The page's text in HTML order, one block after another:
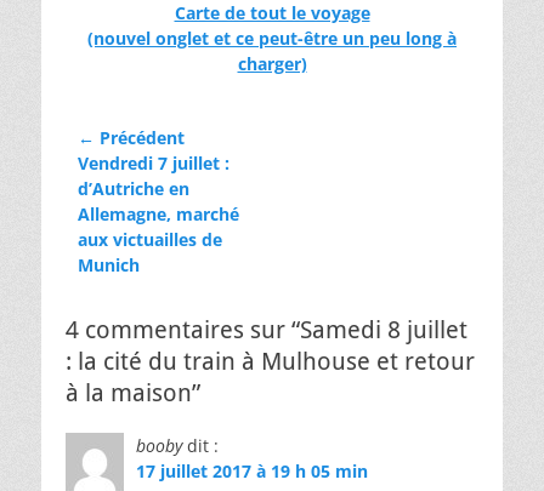
Carte de tout le voyage
(nouvel onglet et ce peut-être un peu long à
charger)
Navigation
de
l’article
← Précédent
Article
précédent :
Vendredi 7 juillet :
d’Autriche en
Allemagne, marché
aux victuailles de
Munich
4 commentaires sur “Samedi 8 juillet
: la cité du train à Mulhouse et retour
à la maison”
booby dit :
17 juillet 2017 à 19 h 05 min